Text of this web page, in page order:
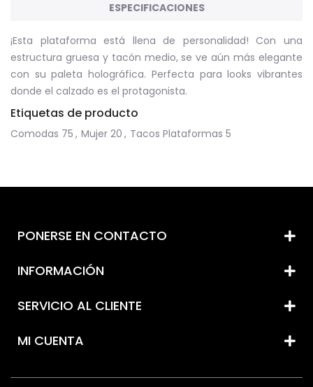
ESPECIFICACIONES
¡Esta plataforma está llena de personalidad! Con una
estructura gruesa y tacón medio, se ve aún más elegante
con su paleta holográfica. Perfecta para looks vibrantes
donde el calzado es el protagonista.
Etiquetas de producto
Comodas 75 , Mujer 20 , Tacos Plataformas 5
PONERSE EN CONTACTO
INFORMACIÓN
SERVICIO AL CLIENTE
MI CUENTA